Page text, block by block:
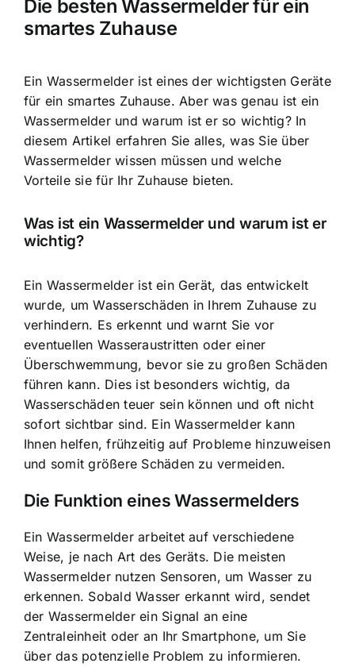
Die besten Wassermelder für ein
smartes Zuhause
Ein Wassermelder ist eines der wichtigsten Geräte
für ein smartes Zuhause. Aber was genau ist ein
Wassermelder und warum ist er so wichtig? In
diesem Artikel erfahren Sie alles, was Sie über
Wassermelder wissen müssen und welche
Vorteile sie für Ihr Zuhause bieten.
Was ist ein Wassermelder und warum ist er
wichtig?
Ein Wassermelder ist ein Gerät, das entwickelt
wurde, um Wasserschäden in Ihrem Zuhause zu
verhindern. Es erkennt und warnt Sie vor
eventuellen Wasseraustritten oder einer
Überschwemmung, bevor sie zu großen Schäden
führen kann. Dies ist besonders wichtig, da
Wasserschäden teuer sein können und oft nicht
sofort sichtbar sind. Ein Wassermelder kann
Ihnen helfen, frühzeitig auf Probleme hinzuweisen
und somit größere Schäden zu vermeiden.
Die Funktion eines Wassermelders
Ein Wassermelder arbeitet auf verschiedene
Weise, je nach Art des Geräts. Die meisten
Wassermelder nutzen Sensoren, um Wasser zu
erkennen. Sobald Wasser erkannt wird, sendet
der Wassermelder ein Signal an eine
Zentraleinheit oder an Ihr Smartphone, um Sie
über das potenzielle Problem zu informieren.